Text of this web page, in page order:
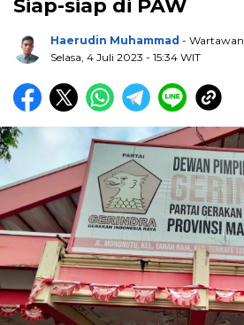
Siap-siap di PAW
Haerudin Muhammad - Wartawan
Selasa, 4 Juli 2023 - 15:34 WIT